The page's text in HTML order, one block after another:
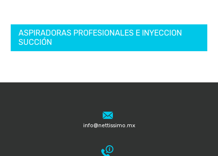
ASPIRADORAS PROFESIONALES E INYECCION
SUCCIÓN
info@nettissimo.mx